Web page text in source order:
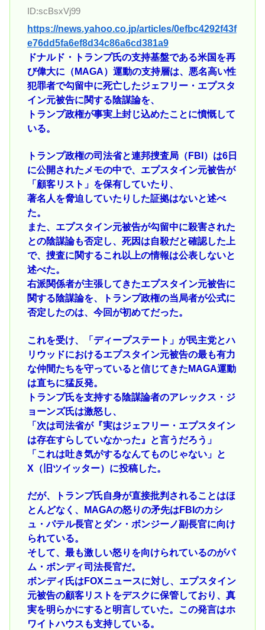
ID:scBsxVj99
https://news.yahoo.co.jp/articles/0efbc4292f43f
e76dd5fa6ef8d34c86a6cd381a9
ドナルド・トランプ氏の支持基盤である米国を再
び偉大に（MAGA）運動の支持層は、悪名高い性
犯罪者で勾留中に死亡したジェフリー・エプスタ
イン元被告に関する陰謀論を、
トランプ政権が事実上封じ込めたことに憤慨して
いる。
トランプ政権の司法省と連邦捜査局（FBI）は6日
に公開されたメモの中で、エプスタイン元被告が
「顧客リスト」を保有していたり​​、
著名人を脅迫していたり​​した証拠はないと述べ
た。
また、エプスタイン元被告が勾留中に殺害された
との陰謀論も否定し、死因は自殺だと確認した上
で、捜査に関するこれ以上の情報は公表しないと
述べた。
右派関係者が主張してきたエプスタイン元被告に
関する陰謀論を、トランプ政権の当局者が公式に
否定したのは、今回が初めてだった。
これを受け、「ディープステート」が民主党とハ
リウッドにおけるエプスタイン元被告の最も有力
な仲間たちを守っていると信じてきたMAGA運動
は直ちに猛反発。
トランプ氏を支持する陰謀論者のアレックス・ジ
ョーンズ氏は激怒し、
「次は司法省が『実はジェフリー・エプスタイン
は存在すらしていなかった』と言うだろう」
「これは吐き気がするなんてものじゃない」と
X（旧ツイッター）に投稿した。
だが、トランプ氏自身が直接批判されることはほ
とんどなく、MAGAの怒りの矛先はFBIのカシ
ュ・パテル長官とダン・ボンジーノ副長官に向け
られている。
そして、最も激しい怒りを向けられているのがパ
ム・ボンディ司法長官だ。
ボンディ氏はFOXニュースに対し、エプスタイン
元被告の顧客リストをデスクに保管しており、真
実を明らかにすると明言していた。この発言はホ
ワイトハウスも支持している。